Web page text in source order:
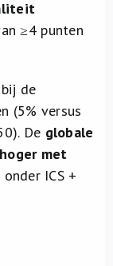
≥4 punten
de
(5% versus
De globale
hoger met
ICS +